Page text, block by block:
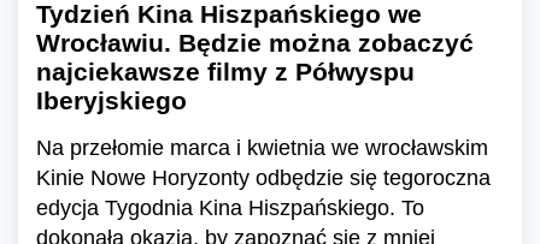
Tydzień Kina Hiszpańskiego we
Wrocławiu. Będzie można zobaczyć
najciekawsze filmy z Półwyspu
Iberyjskiego
Na przełomie marca i kwietnia we wrocławskim
Kinie Nowe Horyzonty odbędzie się tegoroczna
edycja Tygodnia Kina Hiszpańskiego. To
dokonała okazja, by zapoznać się z mniej